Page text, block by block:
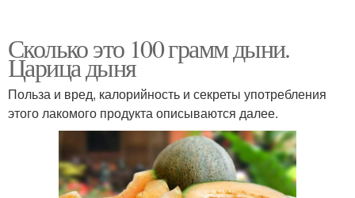
Сколько это 100 грамм дыни.
Царица дыня
Польза и вред, калорийность и секреты употребления
этого лакомого продукта описываются далее.